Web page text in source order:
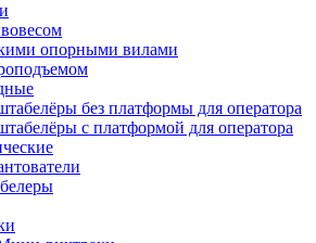
опорными вилами
без платформы для оператора
с платформой для оператора